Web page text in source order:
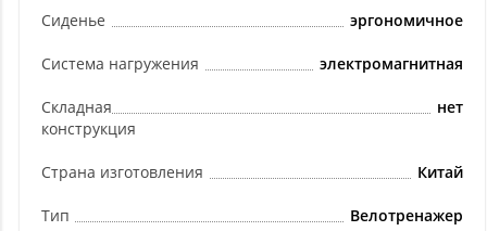
Сиденье эргономичное
Система нагружения электромагнитная
Складная
конструкция
нет
Страна изготовления Китай
Тип Велотренажер